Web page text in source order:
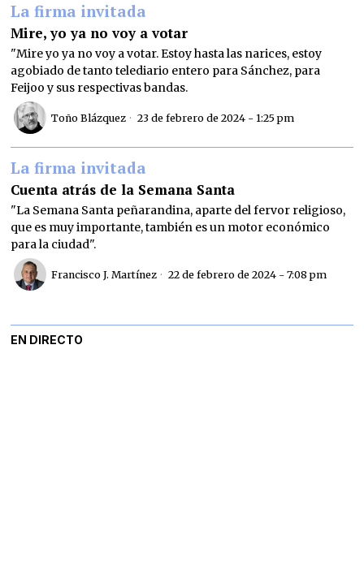
La firma invitada
Mire, yo ya no voy a votar
"Mire yo ya no voy a votar. Estoy hasta las narices, estoy
agobiado de tanto telediario entero para Sánchez, para
Feijoo y sus respectivas bandas.
Toño Blázquez 23 de febrero de 2024 - 1:25 pm
La firma invitada
Cuenta atrás de la Semana Santa
"La Semana Santa peñarandina, aparte del fervor religioso,
que es muy importante, también es un motor económico
para la ciudad".
Francisco J. Martínez 22 de febrero de 2024 - 7:08 pm
EN DIRECTO